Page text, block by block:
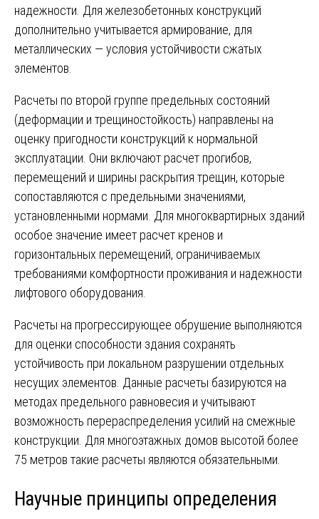
надежности. Для железобетонных конструкций
дополнительно учитывается армирование, для
металлических — условия устойчивости сжатых
элементов.
Расчеты по второй группе предельных состояний
(деформации и трещиностойкость) направлены на
оценку пригодности конструкций к нормальной
эксплуатации. Они включают расчет прогибов,
перемещений и ширины раскрытия трещин, которые
сопоставляются с предельными значениями,
установленными нормами. Для многоквартирных зданий
особое значение имеет расчет кренов и
горизонтальных перемещений, ограничиваемых
требованиями комфортности проживания и надежности
лифтового оборудования.
Расчеты на прогрессирующее обрушение выполняются
для оценки способности здания сохранять
устойчивость при локальном разрушении отдельных
несущих элементов. Данные расчеты базируются на
методах предельного равновесия и учитывают
возможность перераспределения усилий на смежные
конструкции. Для многоэтажных домов высотой более
75 метров такие расчеты являются обязательными.
Научные принципы определения